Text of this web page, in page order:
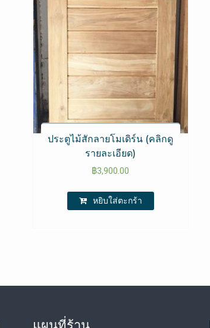
ประตูไม้สักลายโมเดิร์น (คลิกดู
รายละเอียด)
฿3,900.00
หยิบใส่ตะกร้า